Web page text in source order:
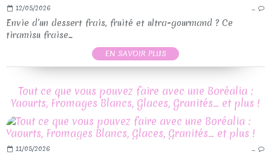
12/05/2026 …
Envie d’un dessert frais, fruité et ultra-gourmand ? Ce
tiramisu fraise...
EN SAVOIR PLUS
Tout ce que vous pouvez faire avec une Boréalia :
Yaourts, Fromages Blancs, Glaces, Granités… et plus !
11/05/2026 …